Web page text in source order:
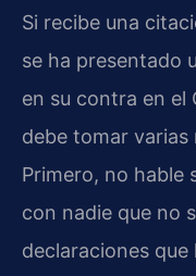
Si recibe una
se ha presentado
en su contra en el
debe tomar varias
Primero, no hable
con nadie que no
declaraciones que